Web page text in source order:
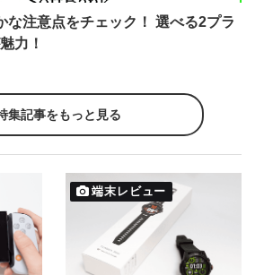
な注意点をチェック！ 選べる2プラ
力！
集記事をもっと見る
端末レビュー